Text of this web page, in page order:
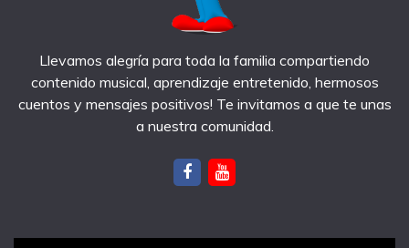
Llevamos alegría para toda la familia compartiendo
contenido musical, aprendizaje entretenido, hermosos
cuentos y mensajes positivos! Te invitamos a que te unas
a nuestra comunidad.